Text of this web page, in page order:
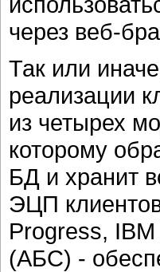
через веб-
Так или
реализации
из четырех
которому
БД и хранит
ЭЦП
Progress,
(АБС) -